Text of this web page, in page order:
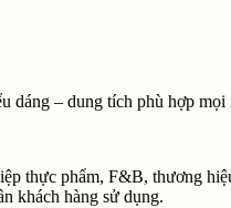
– dung tích phù hợp
thực phẩm, F&B, thương
khách hàng sử dụng.